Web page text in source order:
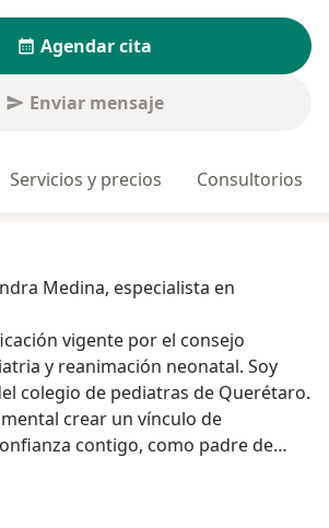
Agendar cita
Enviar mensaje
Servicios y precios Consultorios
Medina, especialista en
vigente por el consejo
y reanimación neonatal. Soy
colegio de pediatras de Querétaro.
crear un vínculo de
contigo, como padre de
pro de la salud de tus pequeños de